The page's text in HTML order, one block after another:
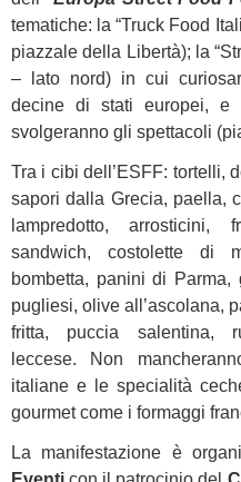
tematiche: la “Truck Food
piazzale della Libertà); la
– lato nord) in cui
decine di stati europei, e
svolgeranno gli spettacoli
Tra i cibi dell’ESFF: tortelli,
sapori dalla Grecia, paella,
lampredotto,
sandwich, costolette di
bombetta, panini di Parma,
pugliesi, olive all’ascolana,
fritta, puccia salentina,
leccese. Non
italiane e le specialità
gourmet come i formaggi
La manifestazione è